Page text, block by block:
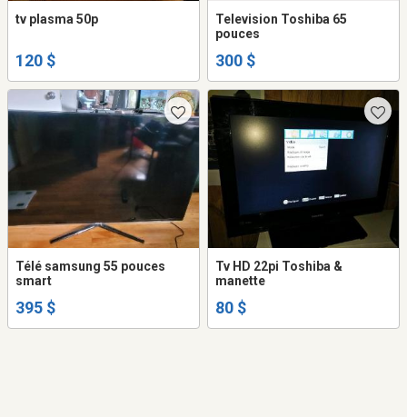
tv plasma 50p
120 $
Television Toshiba 65
pouces
300 $
Télé samsung 55 pouces
smart
395 $
Tv HD 22pi Toshiba &
manette
80 $